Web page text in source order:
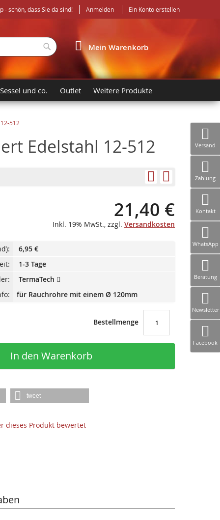
- schön, dass Sie da sind! Anmelden Ein Konto erstellen
Mein Warenkorb
Suche
und co. Outlet Weitere Produkte
512
Edelstahl 12-512
21,40 €
Inkl. 19% MwSt., zzgl. Versandkosten
6,95 €
1-3 Tage
TermaTech
für Rauchrohre mit einem Ø 120mm
Bestellmenge
In den Warenkorb
tweet
dieses Produkt bewertet
Versand
Zahlung
Kontakt
WhatsApp
Beratung
Newsletter
Facebook